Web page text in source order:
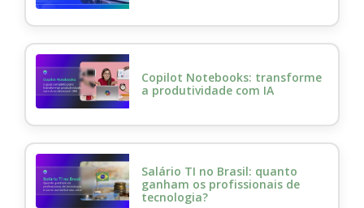
Copilot Notebooks: transforme
a produtividade com IA
Salário TI no Brasil: quanto
ganham os profissionais de
tecnologia?